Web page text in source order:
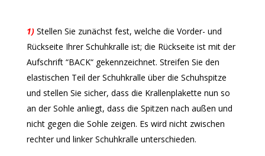
1) Stellen Sie zunächst fest, welche die Vorder- und
Rückseite Ihrer Schuhkralle ist; die Rückseite ist mit der
Aufschrift “BACK“ gekennzeichnet. Streifen Sie den
elastischen Teil der Schuhkralle über die Schuhspitze
und stellen Sie sicher, dass die Krallenplakette nun so
an der Sohle anliegt, dass die Spitzen nach außen und
nicht gegen die Sohle zeigen. Es wird nicht zwischen
rechter und linker Schuhkralle unterschieden.